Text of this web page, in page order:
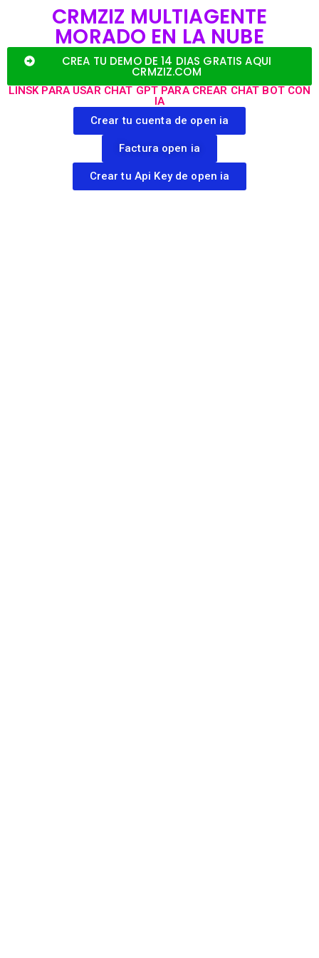
CRMZIZ MULTIAGENTE
MORADO EN LA NUBE
CREA TU DEMO DE 14 DIAS GRATIS AQUI
CRMZIZ.COM
LINSK PARA USAR CHAT GPT PARA CREAR CHAT BOT CON
IA
Crear tu cuenta de open ia
Factura open ia
Crear tu Api Key de open ia